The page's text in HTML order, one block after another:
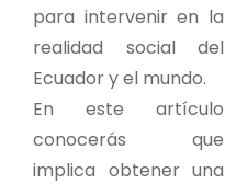
para intervenir en la
realidad social del
Ecuador y el mundo.
En este artículo
conocerás que
implica obtener una